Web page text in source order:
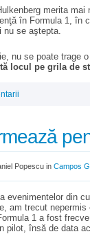
merita
în Formula 1, în
nu se aştepta.
nu se poate trage
locul pe grila de
Popescu in Campos
evenimentelor din
am trecut nepermis
1 a fost
pilot, însă de data